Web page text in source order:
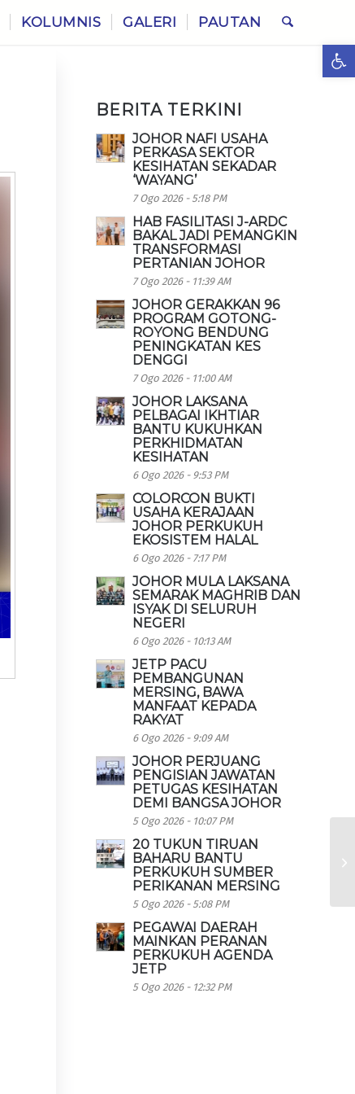
KOLUMNIS GALERI PAUTAN
BERITA TERKINI
JOHOR NAFI USAHA
PERKASA SEKTOR
KESIHATAN SEKADAR
‘WAYANG’
7 Ogo 2026 - 5:18 PM
HAB FASILITASI J-ARDC
BAKAL JADI PEMANGKIN
TRANSFORMASI
PERTANIAN JOHOR
7 Ogo 2026 - 11:39 AM
JOHOR GERAKKAN 96
PROGRAM GOTONG-
ROYONG BENDUNG
PENINGKATAN KES
DENGGI
7 Ogo 2026 - 11:00 AM
JOHOR LAKSANA
PELBAGAI IKHTIAR
BANTU KUKUHKAN
PERKHIDMATAN
KESIHATAN
6 Ogo 2026 - 9:53 PM
COLORCON BUKTI
USAHA KERAJAAN
JOHOR PERKUKUH
EKOSISTEM HALAL
6 Ogo 2026 - 7:17 PM
JOHOR MULA LAKSANA
SEMARAK MAGHRIB DAN
ISYAK DI SELURUH
NEGERI
6 Ogo 2026 - 10:13 AM
JETP PACU
PEMBANGUNAN
MERSING, BAWA
MANFAAT KEPADA
RAKYAT
6 Ogo 2026 - 9:09 AM
JOHOR PERJUANG
PENGISIAN JAWATAN
PETUGAS KESIHATAN
DEMI BANGSA JOHOR
5 Ogo 2026 - 10:07 PM
20 TUKUN TIRUAN
BAHARU BANTU
PERKUKUH SUMBER
PERIKANAN MERSING
5 Ogo 2026 - 5:08 PM
PEGAWAI DAERAH
MAINKAN PERANAN
PERKUKUH AGENDA
JETP
5 Ogo 2026 - 12:32 PM